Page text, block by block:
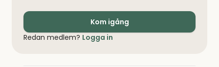
Kom igång
Redan medlem? Logga in